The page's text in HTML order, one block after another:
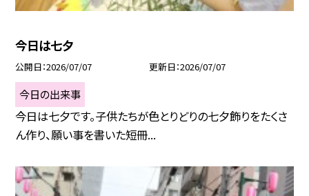
今日は七夕
公開日 2026/07/07 更新日 2026/07/07
今日の出来事
今日は七夕です。子供たちが色とりどりの七夕飾りをたくさ
ん作り、願い事を書いた短冊...